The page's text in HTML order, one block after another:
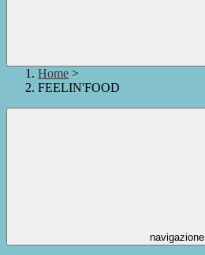
Home >
FEELIN'FOOD
navigazione